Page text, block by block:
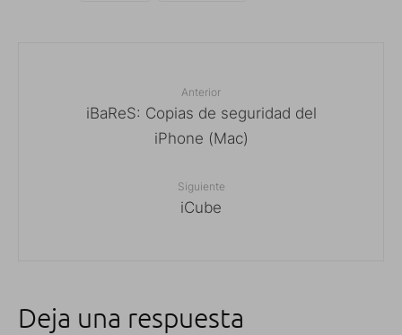
Anterior
iBaReS: Copias de seguridad del
iPhone (Mac)
Siguiente
iCube
Deja una respuesta